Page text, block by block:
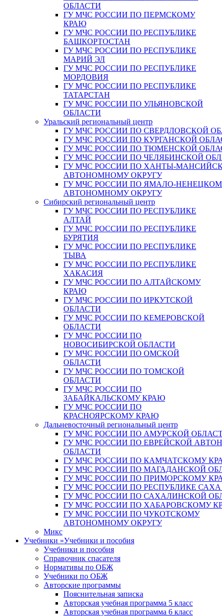
ОБЛАСТИ
ГУ МЧС РОССИИ ПО ПЕРМСКОМУ
КРАЮ
ГУ МЧС РОССИИ ПО РЕСПУБЛИКЕ
БАШКОРТОСТАН
ГУ МЧС РОССИИ ПО РЕСПУБЛИКЕ
МАРИЙ ЭЛ
ГУ МЧС РОССИИ ПО РЕСПУБЛИКЕ
МОРДОВИЯ
ГУ МЧС РОССИИ ПО РЕСПУБЛИКЕ
ТАТАРСТАН
ГУ МЧС РОССИИ ПО УЛЬЯНОВСКОЙ
ОБЛАСТИ
Уральский региональный центр
ГУ МЧС РОССИИ ПО СВЕРДЛОВСКОЙ
ГУ МЧС РОССИИ ПО КУРГАНСКОЙ
ГУ МЧС РОССИИ ПО ТЮМЕНСКОЙ
ГУ МЧС РОССИИ ПО ЧЕЛЯБИНСКОЙ
ГУ МЧС РОССИИ ПО ХАНТЫ-
АВТОНОМНОМУ ОКРУГУ
ГУ МЧС РОССИИ ПО ЯМАЛО-
АВТОНОМНОМУ ОКРУГУ
Сибирский региональный центр
ГУ МЧС РОССИИ ПО РЕСПУБЛИКЕ
АЛТАЙ
ГУ МЧС РОССИИ ПО РЕСПУБЛИКЕ
БУРЯТИЯ
ГУ МЧС РОССИИ ПО РЕСПУБЛИКЕ
ТЫВА
ГУ МЧС РОССИИ ПО РЕСПУБЛИКЕ
ХАКАСИЯ
ГУ МЧС РОССИИ ПО АЛТАЙСКОМУ
КРАЮ
ГУ МЧС РОССИИ ПО ИРКУТСКОЙ
ОБЛАСТИ
ГУ МЧС РОССИИ ПО КЕМЕРОВСКОЙ
ОБЛАСТИ
ГУ МЧС РОССИИ ПО
НОВОСИБИРСКОЙ ОБЛАСТИ
ГУ МЧС РОССИИ ПО ОМСКОЙ
ОБЛАСТИ
ГУ МЧС РОССИИ ПО ТОМСКОЙ
ОБЛАСТИ
ГУ МЧС РОССИИ ПО
ЗАБАЙКАЛЬСКОМУ КРАЮ
ГУ МЧС РОССИИ ПО
КРАСНОЯРСКОМУ КРАЮ
Дальневосточный региональный центр
ГУ МЧС РОССИИ ПО АМУРСКОЙ
ГУ МЧС РОССИИ ПО ЕВРЕЙСКОЙ
ОБЛАСТИ
ГУ МЧС РОССИИ ПО КАМЧАТСКОМУ
ГУ МЧС РОССИИ ПО МАГАДАНСКОЙ
ГУ МЧС РОССИИ ПО ПРИМОРСКОМУ
ГУ МЧС РОССИИ ПО РЕСПУБЛИКЕ
ГУ МЧС РОССИИ ПО САХАЛИНСКОЙ
ГУ МЧС РОССИИ ПО ХАБАРОВСКОМУ
ГУ МЧС РОССИИ ПО ЧУКОТСКОМУ
АВТОНОМНОМУ ОКРУГУ
Микс
Учебники »Учебники и пособия
Учебники и пособия
Справочник спасателя
Нормативы по ОБЖ
Учебники по ОБЖ
Авторские программы
Пояснительная записка
Авторская учебная программа 5 класс
Авторская учебная программа 6 класс